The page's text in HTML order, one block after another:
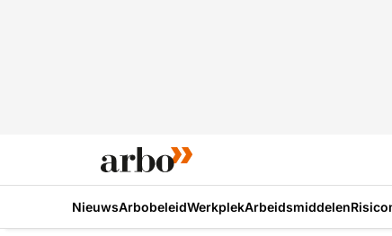
NieuwsArbobeleidWerkplekArbeidsmiddelen